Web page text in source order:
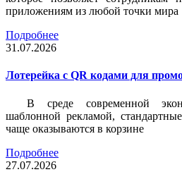
приложениям из любой точки мира
Подробнее
31.07.2026
Лотерейка c QR кодами для
В среде современной
шаблонной рекламой,
чаще оказываются в корзине
Подробнее
27.07.2026